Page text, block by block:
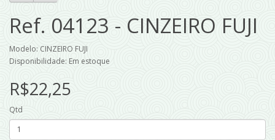
Ref. 04123 - CINZEIRO FUJI
Modelo: CINZEIRO FUJI
Disponibilidade: Em estoque
R$22,25
Qtd